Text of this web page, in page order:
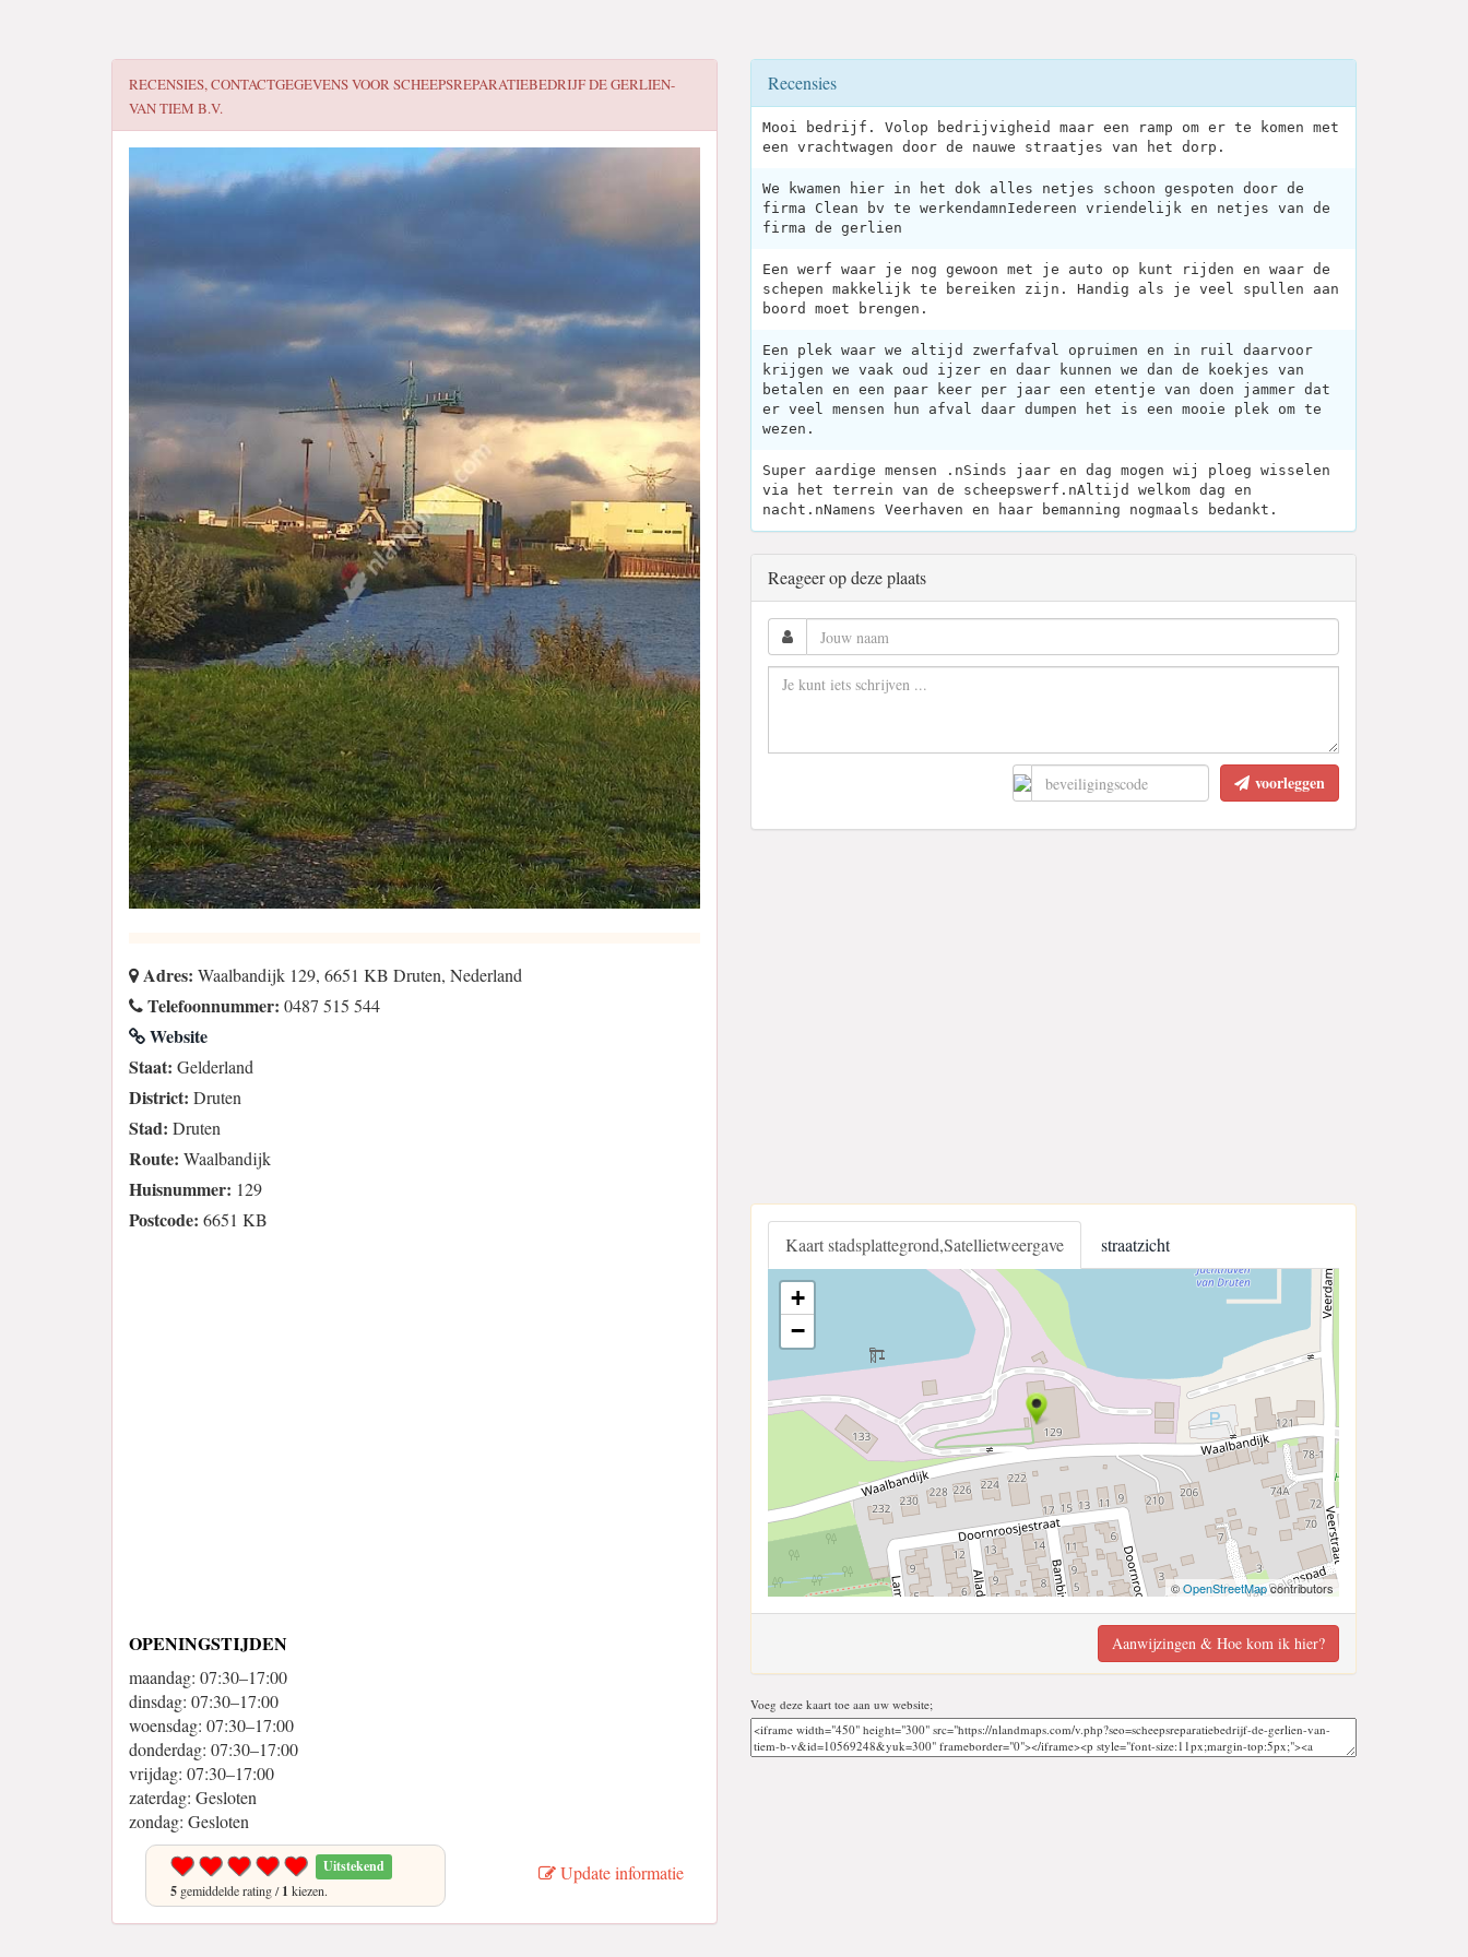
RECENSIES, CONTACTGEGEVENS VOORSCHEEPSREPARATIEBEDRIJF DE GERLIEN-
VAN TIEM B.V.
Adres: Waalbandijk 129, 6651 KB Druten, Nederland
Telefoonnummer: 0487 515 544
Website
Staat: Gelderland
District: Druten
Stad: Druten
Route: Waalbandijk
Huisnummer: 129
Postcode: 6651 KB
OPENINGSTIJDEN
maandag: 07:30–17:00
dinsdag: 07:30–17:00
woensdag: 07:30–17:00
donderdag: 07:30–17:00
vrijdag: 07:30–17:00
zaterdag: Gesloten
zondag: Gesloten
Uitstekend
5 gemiddelde rating /1 kiezen.
Update informatie
Recensies
Mooi bedrijf. Volop bedrijvigheid maar een ramp om er te komen met
een vrachtwagen door de nauwe straatjes van het dorp.
We kwamen hier in het dok alles netjes schoon gespoten door de
firma Clean bv te werkendamnIedereen vriendelijk en netjes van de
firma de gerlien
Een werf waar je nog gewoon met je auto op kunt rijden en waar de
schepen makkelijk te bereiken zijn. Handig als je veel spullen aan
boord moet brengen.
Een plek waar we altijd zwerfafval opruimen en in ruil daarvoor
krijgen we vaak oud ijzer en daar kunnen we dan de koekjes van
betalen en een paar keer per jaar een etentje van doen jammer dat
er veel mensen hun afval daar dumpen het is een mooie plek om te
wezen.
Super aardige mensen .nSinds jaar en dag mogen wij ploeg wisselen
via het terrein van de scheepswerf.nAltijd welkom dag en
nacht.nNamens Veerhaven en haar bemanning nogmaals bedankt.
Reageer op deze plaats
voorleggen
Kaart stadsplattegrond,Satellietweergave straatzicht
+
−
©OpenStreetMapcontributors
Aanwijzingen & Hoe kom ik hier?
Voeg deze kaart toe aan uw website;